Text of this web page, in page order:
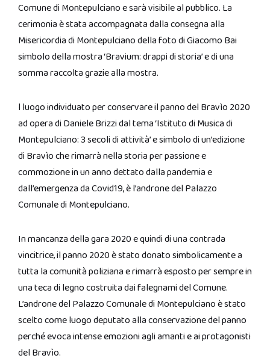
Comune di Montepulciano e sarà visibile al pubblico. La
cerimonia è stata accompagnata dalla consegna alla
Misericordia di Montepulciano della foto di Giacomo Bai
simbolo della mostra ‘Bravium: drappi di storia’ e di una
somma raccolta grazie alla mostra.
l luogo individuato per conservare il panno del Bravìo 2020
ad opera di Daniele Brizzi dal tema ‘Istituto di Musica di
Montepulciano: 3 secoli di attività’ e simbolo di un’edizione
di Bravìo che rimarrà nella storia per passione e
commozione in un anno dettato dalla pandemia e
dall’emergenza da Covid19, è l’androne del Palazzo
Comunale di Montepulciano.
In mancanza della gara 2020 e quindi di una contrada
vincitrice, il panno 2020 è stato donato simbolicamente a
tutta la comunità poliziana e rimarrà esposto per sempre in
una teca di legno costruita dai falegnami del Comune.
L’androne del Palazzo Comunale di Montepulciano è stato
scelto come luogo deputato alla conservazione del panno
perché evoca intense emozioni agli amanti e ai protagonisti
del Bravìo.